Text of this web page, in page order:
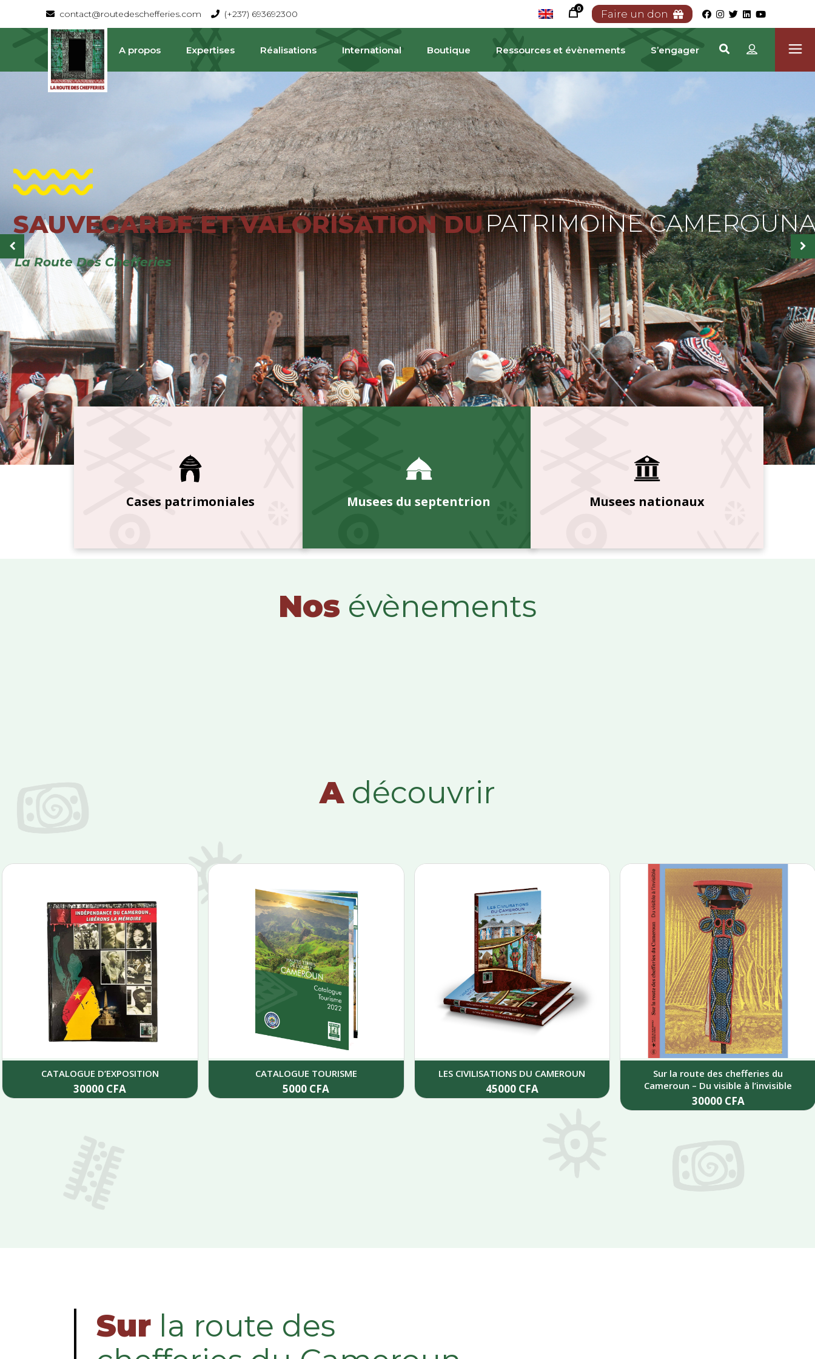
contact@routedeschefferies.com (+237) 693692300
0 Faire un don
A propos Expertises Réalisations International Boutique Ressources et évènements S’engager
Cases patrimoniales Musees du septentrion Musees nationaux
Nos évènements
Adécouvrir
CATALOGUE D’EXPOSITION
30000 CFA
CATALOGUE TOURISME
5000 CFA
LES CIVILISATIONS DU CAMEROUN
45000 CFA
Sur la route des chefferies du
Cameroun – Du visible à l’invisible
30000 CFA
Sur la route des